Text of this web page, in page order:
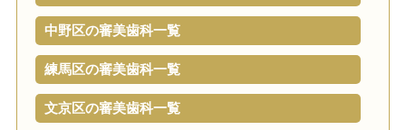
中野区の審美歯科一覧
練馬区の審美歯科一覧
文京区の審美歯科一覧